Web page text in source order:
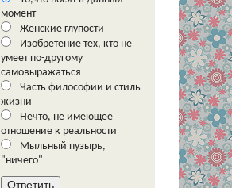
момент
Женские глупости
Изобретение тех, кто не
умеет по-другому
самовыражаться
Часть философии и стиль
жизни
Нечто, не имеющее
отношение к реальности
Мыльный пузырь,
"ничего"